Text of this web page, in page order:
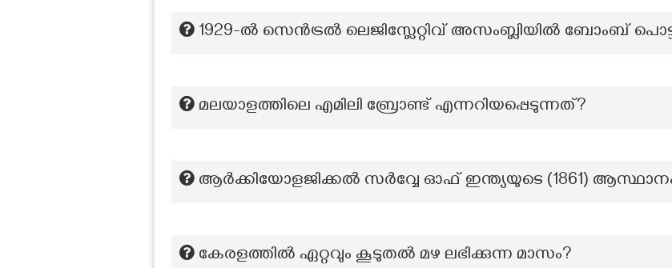
1929-ൽ സെൻട്രൽ ലെജിസ്ലേറ്റിവ് അസംബ്ലിയിൽ ബോംബ്
മലയാളത്തിലെ എമിലി ബ്രോണ്ട് എന്നറിയപ്പെടുന്നത്?
ആർക്കിയോളജിക്കൽ സർവ്വേ ഓഫ് ഇന്ത്യയുടെ (1861)
കേരളത്തില്‍ ഏറ്റവും കൂടുതല്‍ മഴ ലഭിക്കുന്ന മാസം?